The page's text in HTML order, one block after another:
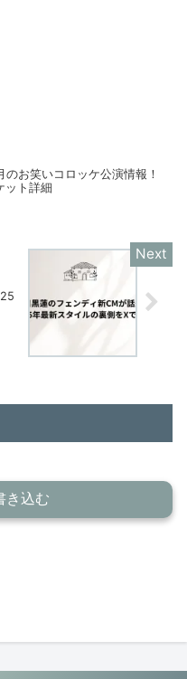
のお笑いコロッケ公演情報！
ット詳細
き込む